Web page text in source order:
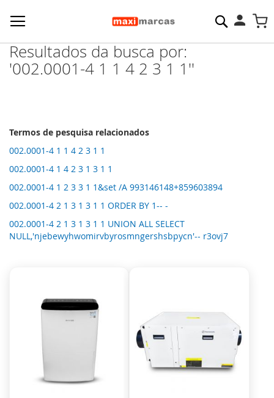
Pesquisa
Resultados da busca por:
'002.0001-4 1 1 4 2 3 1 1''
Termos de pesquisa relacionados
002.0001-4 1 1 4 2 3 1 1
002.0001-4 1 4 2 3 1 3 1 1
002.0001-4 1 2 3 3 1 1&set /A 993146148+859603894
002.0001-4 2 1 3 1 3 1 1 ORDER BY 1-- -
002.0001-4 2 1 3 1 3 1 1 UNION ALL SELECT
NULL,'njebewyhwomirvbyrosmngershsbpycn'-- r3ovj7